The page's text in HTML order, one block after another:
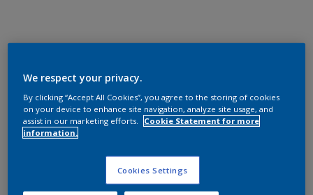
We respect your privacy.
By clicking “Accept All Cookies”, you agree to the storing of cookies
on your device to enhance site navigation, analyze site usage, and
assist in our marketing efforts.
Cookie Statement for more
information.
Cookies Settings